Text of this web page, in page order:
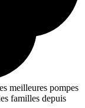
meilleures pompes
familles depuis